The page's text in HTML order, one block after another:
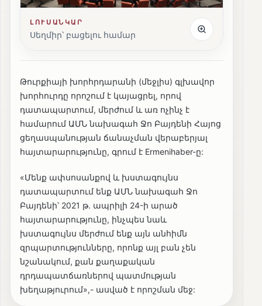
ԼՈՒՍԱՆԿԱՐ
Սեղմիր՝ բացելու համար
Թուրքիայի խորհրդարանի (մեջլիս) գլխավոր
խորհուրդը որոշում է կայացրել, որով
դատապարտում, մերժում և առ ոչինչ է
համարում ԱՄՆ նախագահ Ջո Բայդենի Հայոց
ցեղասպանության ճանաչման վերաբերյալ
հայտարարությունը, գրում է Ermenihaber-ը:
«Մենք ափսոսանքով և խստագույնս
դատապարտում ենք ԱՄՆ նախագահ Ջո
Բայդենի՝ 2021 թ. ապրիլի 24-ի արած
հայտարարությունը, ինչպես նաև
խստագույնս մերժում ենք այն անհիմն
զրպարտությունները, որոնք այլ բան չեն
նշանակում, քան քաղաքական
դրդապատճառներով պատմության
խեղաթյուրում»,- ասված է որոշման մեջ: